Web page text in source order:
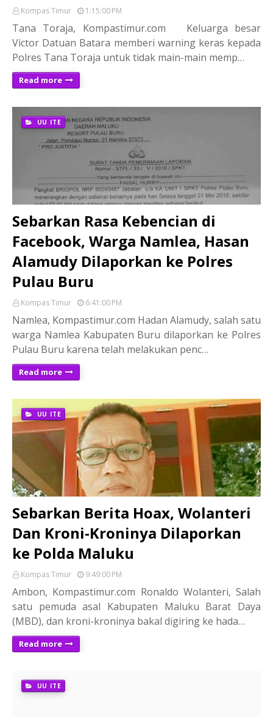
Kompas Timur 1:15:00 PM
Tana Toraja, Kompastimur.com Keluarga besar
Victor Datuan Batara memberi warning keras kepada
Polres Tana Toraja untuk tidak main-main memp…
Read more
UU ITE
Sebarkan Rasa Kebencian di
Facebook, Warga Namlea, Hasan
Alamudy Dilaporkan ke Polres
Pulau Buru
Kompas Timur 6:41:00 PM
Namlea, Kompastimur.com Hadan Alamudy, salah satu
warga Namlea Kabupaten Buru dilaporkan ke Polres
Pulau Buru karena telah melakukan penc…
Read more
UU ITE
Sebarkan Berita Hoax, Wolanteri
Dan Kroni-Kroninya Dilaporkan
ke Polda Maluku
Kompas Timur 9:49:00 PM
Ambon, Kompastimur.com Ronaldo Wolanteri, Salah
satu pemuda asal Kabupaten Maluku Barat Daya
(MBD), dan kroni-kroninya bakal digiring ke hada…
Read more
UU ITE